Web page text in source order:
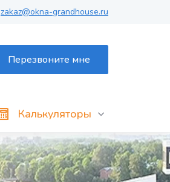
Перезвоните мне
zakaz@okna-grandhouse.ru
Калькуляторы